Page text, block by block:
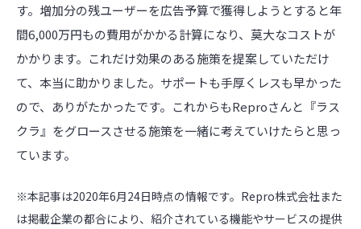
す。増加分の残ユーザーを広告予算で獲得しようとすると年
間6,000万円もの費用がかかる計算になり、莫大なコストが
かかります。これだけ効果のある施策を提案していただけ
て、本当に助かりました。サポートも手厚くレスも早かった
ので、ありがたかったです。これからもReproさんと『ラス
クラ』をグロースさせる施策を一緒に考えていけたらと思っ
ています。
※本記事は2020年6月24日時点の情報です。Repro株式会社また
は掲載企業の都合により、紹介されている機能やサービスの提供